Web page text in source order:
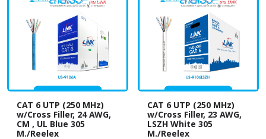
CAT 6 UTP (250 MHz)
w/Cross Filler, 24 AWG,
CM , UL Blue 305
M./Reelex
CAT 6 UTP (250 MHz)
w/Cross Filler, 23 AWG,
LSZH White 305
M./Reelex